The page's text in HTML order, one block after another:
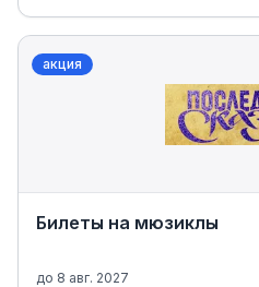
акция
Билеты на мюзиклы
до 8 авг. 2027